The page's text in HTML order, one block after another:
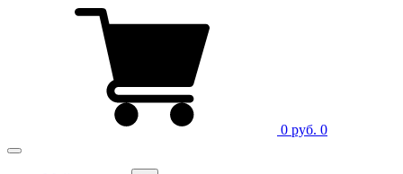
0 руб. 0